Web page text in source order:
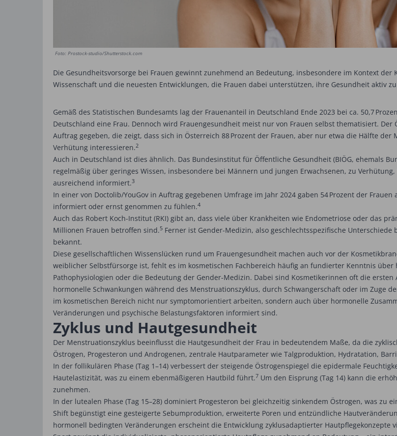
Foto: Prostock-studio/Shutterstock.com
Die Gesundheitsvorsorge bei Frauen gewinnt zunehmend an Bedeutung, insbesondere im Kontext
Wissenschaft und die neuesten Entwicklungen, die Frauen dabei unterstützen, ihre Gesundheit aktiv
Gemäß des Statistischen Bundesamts lag der Frauenanteil in Deutschland Ende 2023 bei ca. 50,7
Deutschland eine Frau. Dennoch wird Frauengesundheit meist nur von Frauen selbst thematisiert.
Auftrag gegeben, die zeigt, dass sich in Österreich 88 Prozent der Frauen, aber nur etwa die Hälfte
Verhütung interessieren.2
Auch in Deutschland ist dies ähnlich. Das Bundesinstitut für Öffentliche Gesundheit (BIÖG, ehemals
regelmäßig über geringes Wissen, insbesondere bei Männern und jungen Erwachsenen, zu
ausreichend informiert.3
In einer von Doctolib/YouGov in Auftrag gegebenen Umfrage im Jahr 2024 gaben 54 Prozent der
informiert oder ernst genommen zu fühlen.4
Auch das Robert Koch-Institut (RKI) gibt an, dass viele über Krankheiten wie Endometriose oder das
Millionen Frauen betroffen sind.5 Ferner ist Gender-Medizin, also geschlechtsspezifische
bekannt.
Diese gesellschaftlichen Wissenslücken rund um Frauengesundheit machen auch vor der
weiblicher Selbstfürsorge ist, fehlt es im kosmetischen Fachbereich häufig an fundierter Kenntnis
Pathophysiologien oder die Bedeutung der Gender-Medizin. Dabei sind Kosmetikerinnen oft die
hormonelle Schwankungen während des Menstruationszyklus, durch Schwangerschaft oder im Zuge
im kosmetischen Bereich nicht nur symptomorientiert arbeiten, sondern auch über hormonelle
Veränderungen und psychische Belastungsfaktoren informiert sind.
Zyklus und Hautgesundheit
Der Menstruationszyklus beeinflusst die Hautgesundheit der Frau in bedeutendem Maße, da die
Östrogen, Progesteron und Androgenen, zentrale Hautparameter wie Talgproduktion, Hydratation,
In der follikulären Phase (Tag 1–14) verbessert der steigende Östrogenspiegel die epidermale
Hautelastizität, was zu einem ebenmäßigeren Hautbild führt.7 Um den Eisprung (Tag 14) kann die
zunehmen.
In der lutealen Phase (Tag 15–28) dominiert Progesteron bei gleichzeitig sinkendem Östrogen, was zu
Shift begünstigt eine gesteigerte Sebumproduktion, erweiterte Poren und entzündliche
hormonell bedingten Veränderungen erscheint die Entwicklung zyklusadaptierter Hautpflegekonzepte